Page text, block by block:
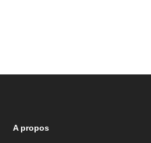
A propos